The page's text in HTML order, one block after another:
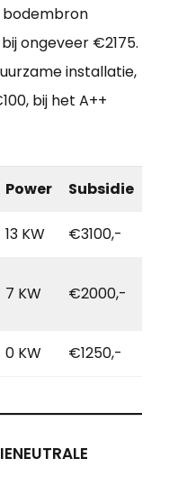
ongeveer €2175.
installatie,
bij het A++
Power Subsidie
13 KW €3100,-
7 KW €2000,-
0 KW €1250,-